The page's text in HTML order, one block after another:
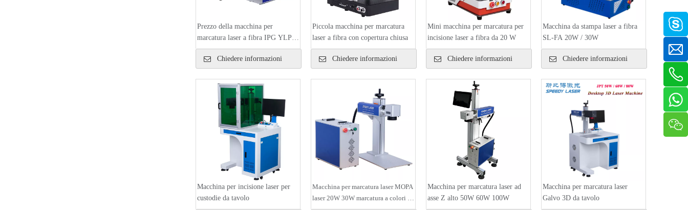
Prezzo della macchina per
marcatura laser a fibra IPG YLP-
V2 20W / 30W 50W
Chiedere informazioni
Piccola macchina per marcatura
laser a fibra con copertura chiusa
Chiedere informazioni
Mini macchina per marcatura per
incisione laser a fibra da 20 W
Chiedere informazioni
Macchina da stampa laser a fibra
SL-FA 20W / 30W
Chiedere informazioni
Macchina per incisione laser per
custodie da tavolo
Macchina per marcatura laser MOPA
laser 20W 30W marcatura a colori in
Macchina per marcatura laser ad
asse Z alto 50W 60W 100W
Macchina per marcatura laser
Galvo 3D da tavolo